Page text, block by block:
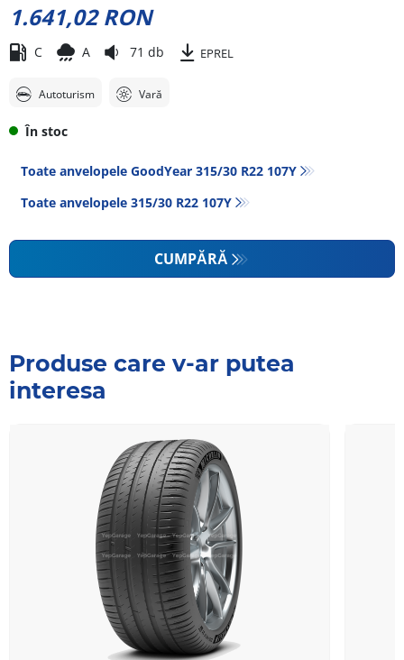
1.641,02 RON
C A 71 db EPREL
Autoturism Vară
În stoc
Toate anvelopele GoodYear 315/30 R22 107Y
Toate anvelopele‎ 315/30 R22 107Y
CUMPĂRĂ
Produse care v-ar putea
interesa